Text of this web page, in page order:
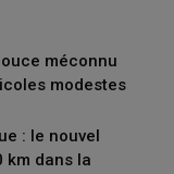
méconnu
modestes
: le nouvel
km dans la